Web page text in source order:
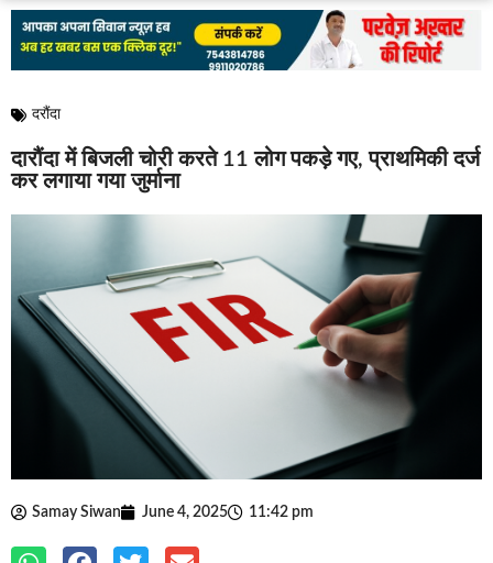
दरौंदा
दारौंदा में बिजली चोरी करते 11 लोग पकड़े गए, प्राथमिकी दर्ज
कर लगाया गया जुर्माना
Samay Siwan June 4, 2025 11:42 pm